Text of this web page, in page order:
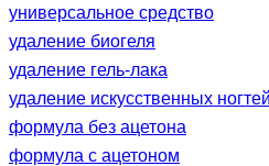
универсальное средство
удаление биогеля
удаление гель-лака
удаление искусственных ногтей
формула без ацетона
формула с ацетоном